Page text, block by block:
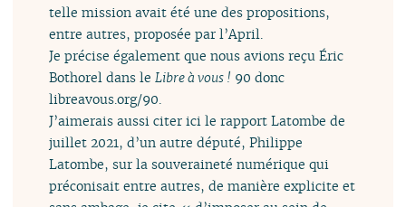
telle mission avait été une des propositions,
entre autres, proposée par l’April.
Je précise également que nous avions reçu Éric
Bothorel dans le Libre à vous ! 90 donc
libreavous.org/90.
J’aimerais aussi citer ici le rapport Latombe de
juillet 2021, d’un autre député, Philippe
Latombe, sur la souveraineté numérique qui
préconisait entre autres, de manière explicite et